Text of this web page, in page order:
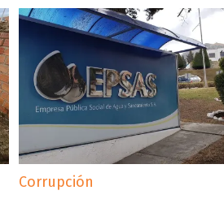
Corrupción